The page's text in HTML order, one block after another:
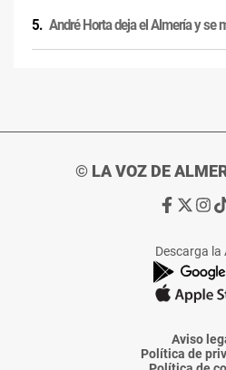
André Horta deja el Almería y se
© LA VOZ DE
Ir
de
La
Voz
Almería
Ir
de
La
Voz
Ir
de
La
Descarga la
Aviso
Política de